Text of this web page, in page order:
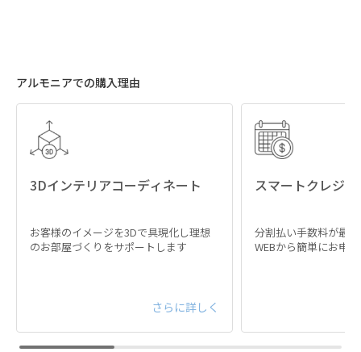
座面
普通
沈み込みと弾力のバランスに優れた座り心地
アルモニアでの購入理由
3Dインテリアコーディネート
お客様のイメージを3Dで具現化し理想
のお部屋づくりをサポートします
さらに詳しく
スマートクレジ
分割払い手数料が最
WEBから簡単にお申